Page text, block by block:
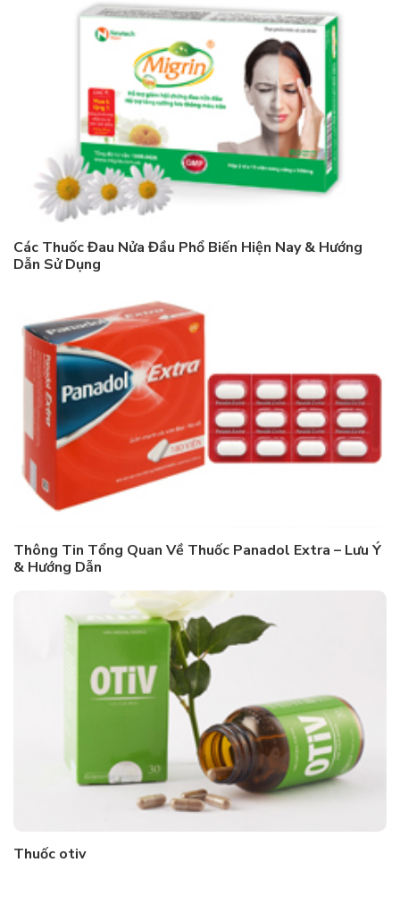
Các Thuốc Đau Nửa Đầu Phổ Biến Hiện Nay & Hướng
Dẫn Sử Dụng
Thông Tin Tổng Quan Về Thuốc Panadol Extra – Lưu Ý
& Hướng Dẫn
Thuốc otiv